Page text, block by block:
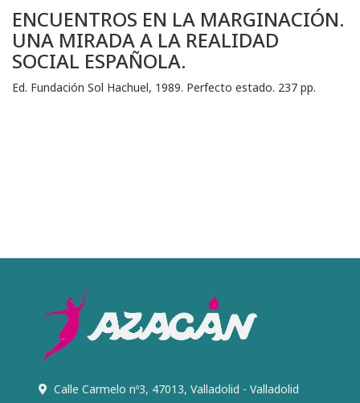
ENCUENTROS EN LA MARGINACIÓN.
UNA MIRADA A LA REALIDAD
SOCIAL ESPAÑOLA.
Ed. Fundación Sol Hachuel, 1989. Perfecto estado. 237 pp.
Calle Carmelo nº3, 47013, Valladolid - Valladolid